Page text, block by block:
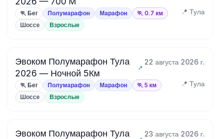
🏃 Бег Полумарафон Марафон 🏃 0.7 км 📍 Тула
Шоссе Взрослые
Эвоком Полумарафон Тула
2026 — Ночной 5Км
22 августа 2026 г.
🏃 Бег Полумарафон Марафон 🏃 5 км 📍 Тула
Шоссе Взрослые
Эвоком Полумарафон Тула
23 августа 2026 г.